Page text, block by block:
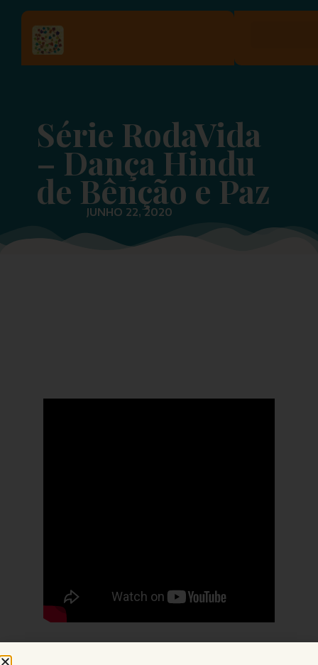
Série RodaVida
– Dança Hindu
de Bênção e Paz
JUNHO 22, 2020